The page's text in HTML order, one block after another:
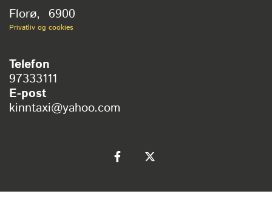
Florø, 6900
Privatliv og cookies
Telefon
97333111
E-post
kinntaxi@yahoo.com